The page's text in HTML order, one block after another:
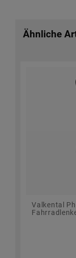
Ähnliche
Valkental